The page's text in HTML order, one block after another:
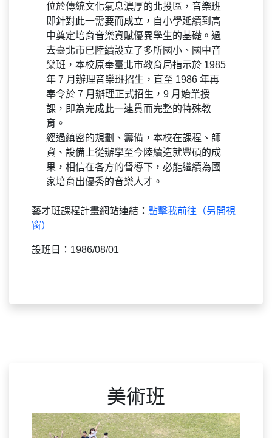
位於傳統文化氣息濃厚的北投區，音樂班
即針對此一需要而成立，自小學延續到高
中奠定培育音樂資賦優異學生的基礎。過
去臺北市已陸續設立了多所國小、國中音
樂班，本校原奉臺北市教育局指示於 1985
年 7 月辦理音樂班招生，直至 1986 年再
奉令於 7 月辦理正式招生，9 月始業授
課，即為完成此一連貫而完整的特殊教
育。
經過縝密的規劃、籌備，本校在課程、師
資、設備上從辦學至今陸續造就豐碩的成
果，相信在各方的督導下，必能繼續為國
家培育出優秀的音樂人才。
藝才班課程計畫網站連結： 點擊我前往（另開視
窗）
設班日：1986/08/01
美術班